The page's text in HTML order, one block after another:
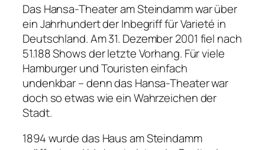
Das Hansa-Theater am Steindamm war über
ein Jahrhundert der Inbegriff für Varieté in
Deutschland. Am 31. Dezember 2001 fiel nach
51.188 Shows der letzte Vorhang. Für viele
Hamburger und Touristen einfach
undenkbar – denn das Hansa-Theater war
doch so etwas wie ein Wahrzeichen der
Stadt.
1894 wurde das Haus am Steindamm